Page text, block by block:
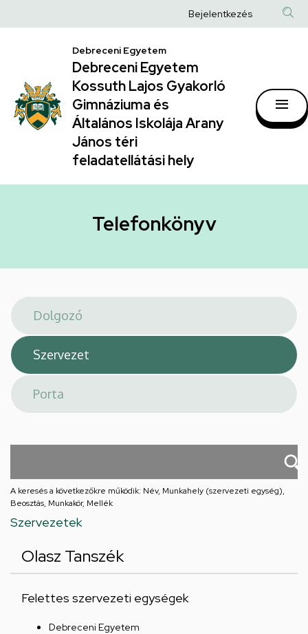
|
Debreceni
Egyetem
Kossuth
Lajos
Gyakorló
Általános
Arany
János
téri
feladatellátási
hely
a
Anonim
fiók
menüje
Bejelentkezés
Debreceni Egyetem
Debreceni Egyetem
Kossuth Lajos Gyakorló
Gimnáziuma és
Általános Iskolája Arany
János téri
feladatellátási hely
Telefonkönyv
A keresés a következőkre működik: Név, Munkahely (szervezeti egység),
Beosztás, Munkakör, Mellék
Szervezetek
Olasz Tanszék
Felettes szervezeti egységek
Debreceni Egyetem